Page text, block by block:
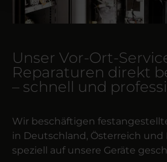
Unser Vor-Ort-
Reparaturen direkt
– schnell und
Wir beschäftigen
in Deutschland, Österreich und
speziell auf unsere Geräte